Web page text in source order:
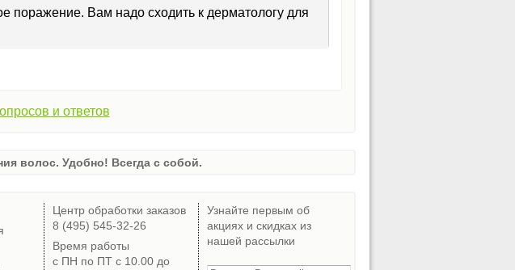
поражение. Вам надо сходить к дерматологу для
и ответов
волос. Удобно! Всегда с собой.
Центр обработки заказов
8 (495) 545-32-26
Время работы
с ПН по ПТ с 10.00 до
Узнайте первым об
акциях и скидках из
нашей рассылки